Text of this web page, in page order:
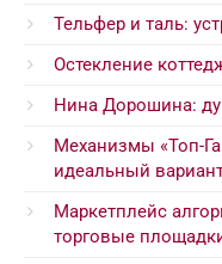
Тельфер и таль:
Остекление
Нина Дорошина:
Механизмы «Топ-
идеальный
Маркетплейс
торговые